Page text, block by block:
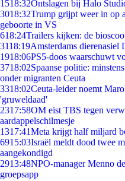
1518:32Ontslagen bij Halo
3018:32Trump grijpt weer in op
geboorte in VS
618:24Trailers kijken: de
3118:19Amsterdams
1918:06PS5-doos waarschuwt
3718:02Spaanse politie:
onder migranten Ceuta
3318:02Ceuta-leider noemt
'gruweldaad'
2317:58OM eist TBS tegen
aardappelschilmesje
1317:41Meta krijgt half miljard
6915:03Israël meldt dood twee
aangekondigd
2913:48NPO-manager Menno
groepsapp